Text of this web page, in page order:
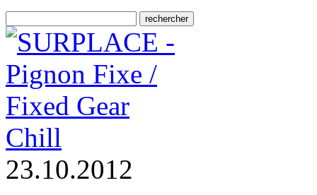
Chill
23.10.2012